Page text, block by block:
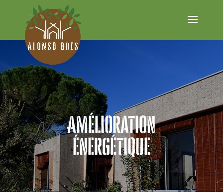
Amélioration
énergétique